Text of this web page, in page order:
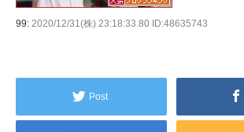
99: 2020/12/31(株) 23:18:33.80 ID:48635743
Post